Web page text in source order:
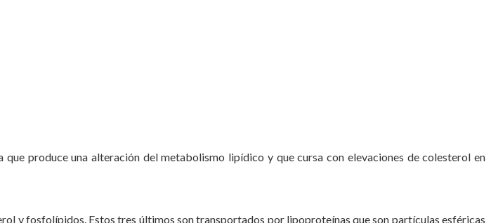
produce una alteración del metabolismo lipídico y que cursa con elevaciones de colesterol en
y fosfolípidos. Estos tres últimos son transportados por lipoproteínas que son partículas esféricas